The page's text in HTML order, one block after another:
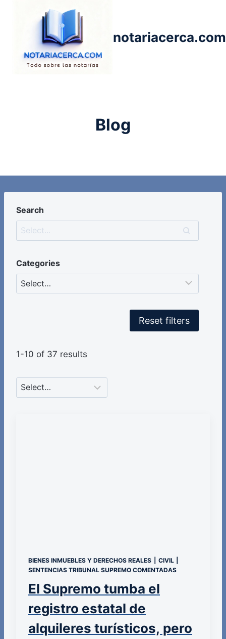
notariacerca.com
Blog
Search
Categories
Reset filters
1-10 of 37 results
BIENES INMUEBLES Y DERECHOS REALES CIVIL
SENTENCIAS TRIBUNAL SUPREMO COMENTADAS
El Supremo tumba el
registro estatal de
alquileres turísticos, pero